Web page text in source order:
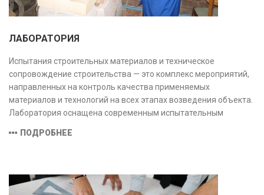
ЛАБОРАТОРИЯ
Испытания строительных материалов и техническое
сопровождение строительства — это комплекс мероприятий,
направленных на контроль качества применяемых
материалов и технологий на всех этапах возведения объекта.
Лаборатория оснащена современным испытательным
соответствующими заявленной области аккредитации.
ПОДРОБНЕЕ